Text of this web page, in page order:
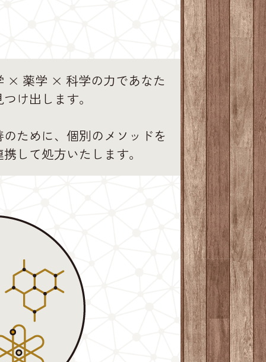
× 薬学 × 科学の力であなた
け出します。
ために、個別のメソッドを
して処方いたします。